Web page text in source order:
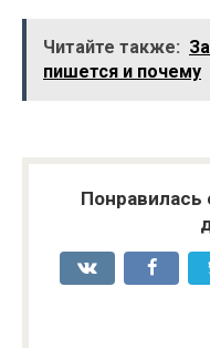
Читайте также:
пишется и почему
Понравилась